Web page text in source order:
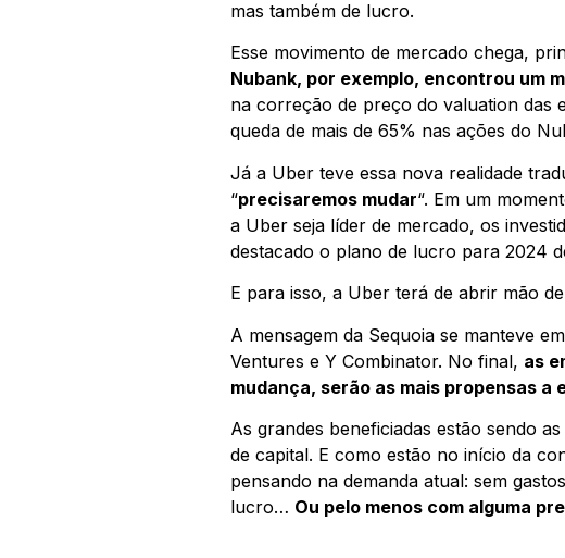
mas também de lucro.
Esse movimento de mercado chega,
Nubank, por exemplo, encontrou um
na correção de preço do valuation das
queda de mais de 65% nas ações do
Já a Uber teve essa nova realidade
“precisaremos mudar“. Em um
a Uber seja líder de mercado, os
destacado o plano de lucro para 2024
E para isso, a Uber terá de abrir mão
A mensagem da Sequoia se manteve
Ventures e Y Combinator. No final, as
mudança, serão as mais propensas a
As grandes beneficiadas estão sendo
de capital. E como estão no início da
pensando na demanda atual: sem
lucro… Ou pelo menos com alguma